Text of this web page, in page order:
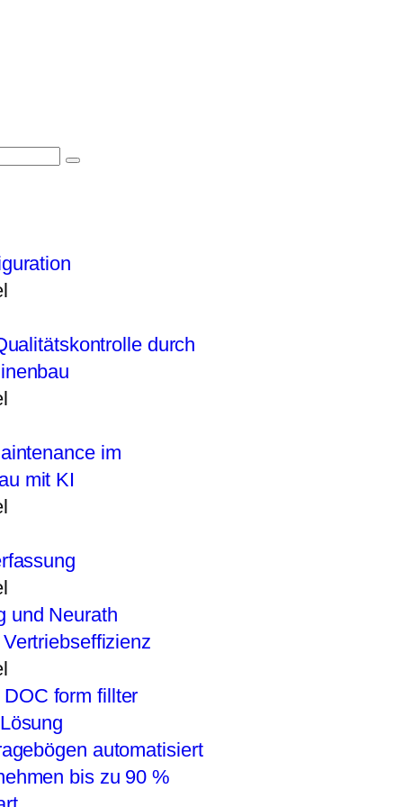
durch
im
mit KI
automatisiert
bis zu 90 %